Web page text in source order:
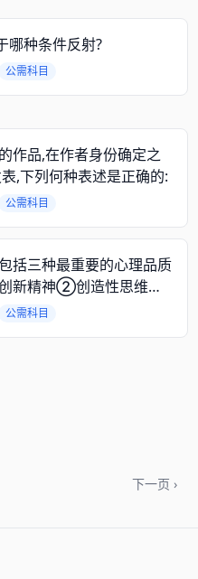
哪种条件反射?
公需科目
作品,在作者身份确定之
,下列何种表述是正确的:
公需科目
括三种最重要的心理品质
新精神②创造性思维③
能力
公需科目
下一页 ›